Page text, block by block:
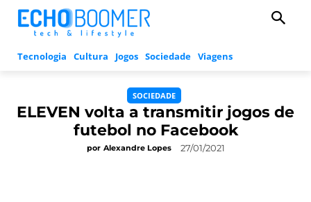
Tecnologia Cultura Jogos Sociedade Viagens
SOCIEDADE
ELEVEN volta a transmitir jogos de
futebol no Facebook
por Alexandre Lopes 27/01/2021